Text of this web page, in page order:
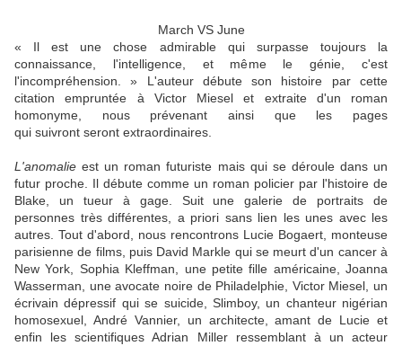
March VS June
« Il est une chose admirable qui surpasse toujours la
connaissance, l'intelligence, et même le génie, c'est
l'incompréhension. » L'auteur débute son histoire par cette
citation empruntée à Victor Miesel et extraite d'un roman
homonyme, nous prévenant ainsi que les pages
qui suivront seront extraordinaires.
L'anomalie est un roman futuriste mais qui se déroule dans un
futur proche. Il débute comme un roman policier par l'histoire de
Blake, un tueur à gage. Suit une galerie de portraits de
personnes très différentes, a priori sans lien les unes avec les
autres. Tout d'abord, nous rencontrons Lucie Bogaert, monteuse
parisienne de films, puis David Markle qui se meurt d'un cancer à
New York, Sophia Kleffman, une petite fille américaine, Joanna
Wasserman, une avocate noire de Philadelphie, Victor Miesel, un
écrivain dépressif qui se suicide, Slimboy, un chanteur nigérian
homosexuel, André Vannier, un architecte, amant de Lucie et
enfin les scientifiques Adrian Miller ressemblant à un acteur